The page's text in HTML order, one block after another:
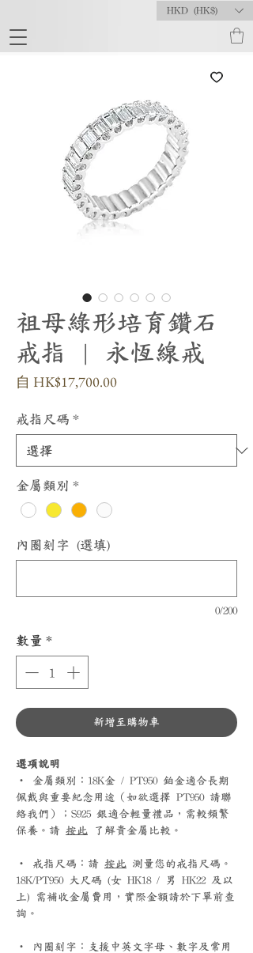
HKD (HK$)
祖母綠形培育鑽石
戒指 | 永恆線戒
自 HK$17,700.00促
格
戒指尺碼 *
金屬類別 *
內圈刻字 (選填)
0/200
數量 *
新增至購物車
選項說明
‧ 金屬類別：18K金 / PT950 鉑金適合長期
佩戴與重要紀念用途（如欲選擇 PT950 請聯
絡我們）；S925 銀適合輕量禮品，需較頻繁
保養。請 按此 了解貴金屬比較。
‧ 戒指尺碼：請 按此 測量您的戒指尺碼。
18K/PT950 大尺碼 (女 HK18 / 男 HK22 及以
上) 需補收金屬費用，實際金額請於下單前查
詢。
‧ 內圈刻字：支援中英文字母、數字及常用